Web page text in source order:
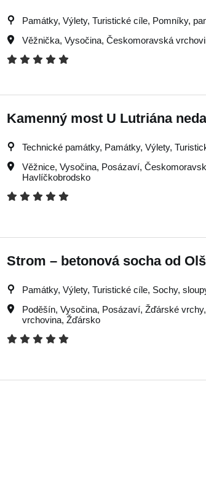
Památky, Výlety, Turistické cíle, Pomníky,
Věžnička, Vysočina, Českomoravská
Kamenný most U Lutriána
Technické památky, Památky, Výlety,
Věžnice, Vysočina, Posázaví,
Havlíčkobrodsko
Strom – betonová socha od
Památky, Výlety, Turistické cíle, Sochy,
Poděšín, Vysočina, Posázaví, Žďárské vrchy,
vrchovina, Žďársko